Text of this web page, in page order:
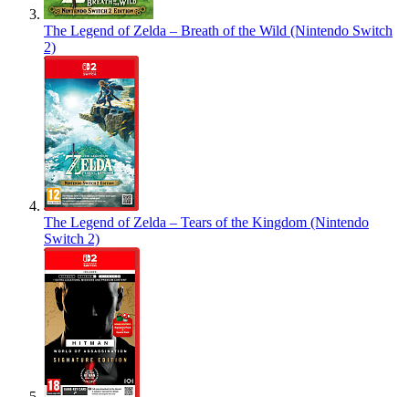
The Legend of Zelda – Breath of the Wild (Nintendo Switch
2)
The Legend of Zelda – Tears of the Kingdom (Nintendo
Switch 2)